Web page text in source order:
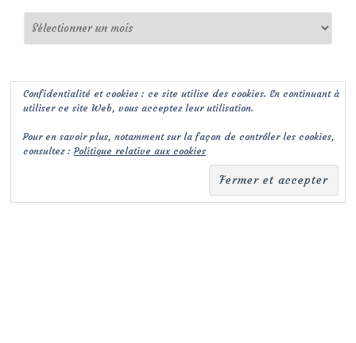
Confidentialité et cookies : ce site utilise des cookies. En continuant à
utiliser ce site Web, vous acceptez leur utilisation.
Pour en savoir plus, notamment sur la façon de contrôler les cookies,
consultez :Politique relative aux cookies